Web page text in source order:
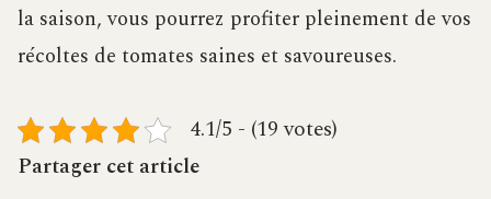
la saison, vous pourrez profiter pleinement de vos
récoltes de tomates saines et savoureuses.
4.1/5 - (19 votes)
Partager cet article